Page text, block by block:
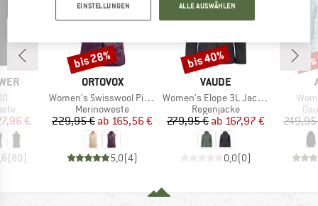
Preis
€
(80)
MARKE
ORTOVOX
Artikel
Women's Swisswool Piz Duan Vest
Produktgruppe
Merinoweste
Preis
229,95 € reduzierter Preis
ab 165,56 €
5,0(4)
Rabatt
bis 28%
MARKE
VAUDE
Artikel
Women's Elope 3L Jacket
Produktgruppe
Regenjacke
Preis
279,95 € reduzierter Preis
ab 167,97 €
0,0(0)
Rabatt
bis 40%
EINSTELLUNGEN ALLE AUSWÄHLEN